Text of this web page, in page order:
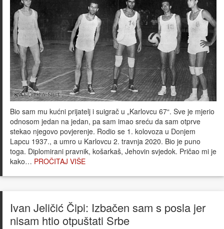
Bio sam mu kućni prijatelj i suigrač u „Karlovcu 67“. Sve je mjerio
odnosom jedan na jedan, pa sam imao sreću da sam otprve
stekao njegovo povjerenje. Rodio se 1. kolovoza u Donjem
Lapcu 1937., a umro u Karlovcu 2. travnja 2020. Bio je puno
toga. Diplomirani pravnik, košarkaš, Jehovin svjedok. Pričao mi je
kako… PROČITAJ VIŠE
Ivan Jeličić Čipi: Izbačen sam s posla jer
nisam htio otpuštati Srbe